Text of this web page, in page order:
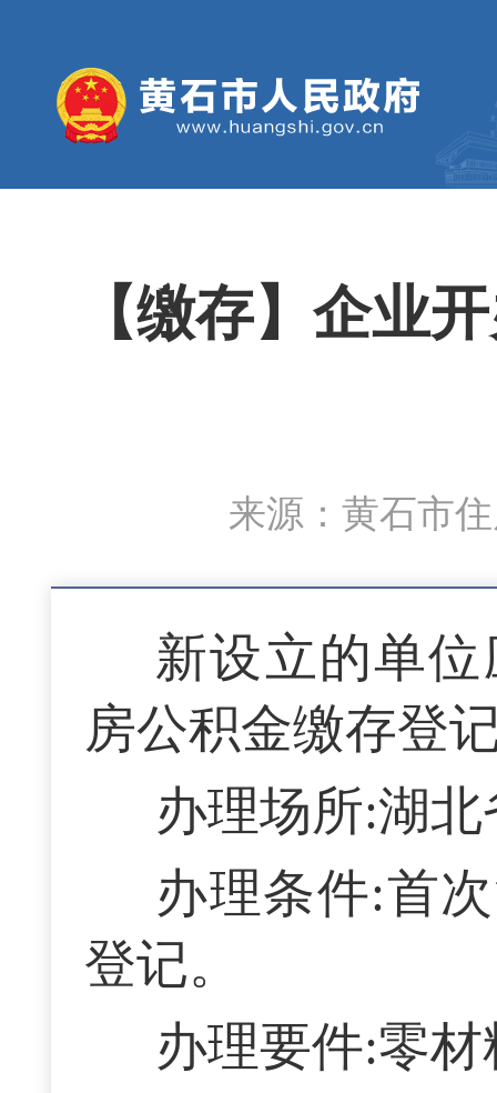
【缴存】企业
来源：黄石市
新设立的单
房公积金缴存登
办理场所:湖
办理条件:首
登记。
办理要件:零材